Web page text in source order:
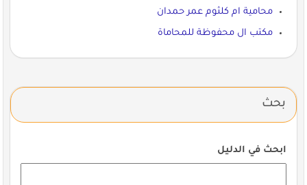
محامية ام كلثوم عمر حمدان
مكتب ال محفوظة للمحاماة
بحث
ابحث في الدليل